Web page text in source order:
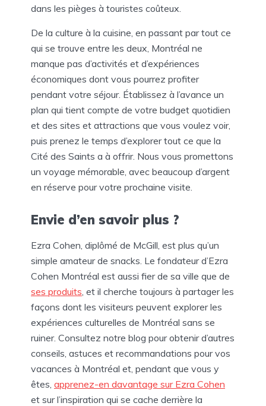
dans les pièges à touristes coûteux.
De la culture à la cuisine, en passant par tout ce
qui se trouve entre les deux, Montréal ne
manque pas d’activités et d’expériences
économiques dont vous pourrez profiter
pendant votre séjour. Établissez à l’avance un
plan qui tient compte de votre budget quotidien
et des sites et attractions que vous voulez voir,
puis prenez le temps d’explorer tout ce que la
Cité des Saints a à offrir. Nous vous promettons
un voyage mémorable, avec beaucoup d’argent
en réserve pour votre prochaine visite.
Envie d’en savoir plus ?
Ezra Cohen, diplômé de McGill, est plus qu’un
simple amateur de snacks. Le fondateur d’Ezra
Cohen Montréal est aussi fier de sa ville que de
ses produits , et il cherche toujours à partager les
façons dont les visiteurs peuvent explorer les
expériences culturelles de Montréal sans se
ruiner. Consultez notre blog pour obtenir d’autres
conseils, astuces et recommandations pour vos
vacances à Montréal et, pendant que vous y
êtes, apprenez-en davantage sur Ezra Cohen
et sur l’inspiration qui se cache derrière la